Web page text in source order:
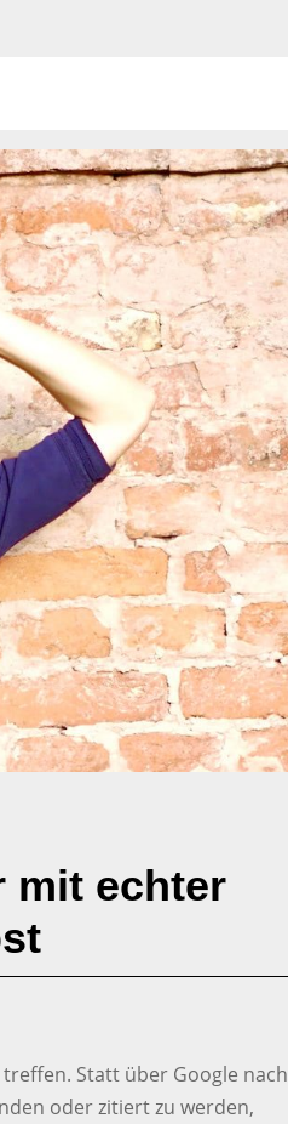
mit echter
Statt über Google nach
oder zitiert zu werden,